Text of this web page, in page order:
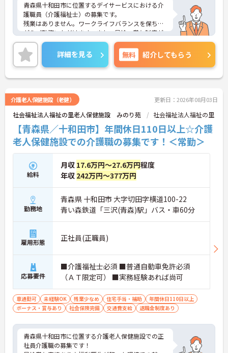
青森県十和田市に位置するデイサービスにおける介
護職員（介護福祉士）の募集です。
残業はありません。ワークライフバランスを保ちな
がらご勤務いただけます。また、昇給・賞与制度が
あり、頑張りがきちんと評価される環境です。
ご興味のある方には、面接対策ポイントなど、さら
に詳細をご案内しますのでお気軽にご相談くださ
い！
詳細を見る 無料 紹介してもらう
介護老人保健施設（老健） 更新日：2026年08月03日
社会福祉法人福祉の里老人保健施設 みのり苑 社会福祉法人福祉の里
【青森県／十和田市】年間休日110日以上☆介護
老人保健施設での介護職の募集です！＜常勤＞
給料
月収 17.6万円～27.6万円程度
年収 242万円～377万円
勤務地
青森県 十和田市 大字切田字横道100-22
青い森鉄道「三沢(青森)駅」バス・車60分
雇用形態 正社員(正職員)
応募要件
■介護福祉士必須 ■普通自動車免許必須
（ＡＴ限定可） ■実務経験あれば尚可
車通勤可 未経験OK 残業少なめ 住宅手当・補助
年間休日110日以上
ボーナス・賞与あり
社会保険完備 交通費支給 退職金制度あり
青森県十和田市に位置する介護老人保健施設での正
社員介護職の募集です！